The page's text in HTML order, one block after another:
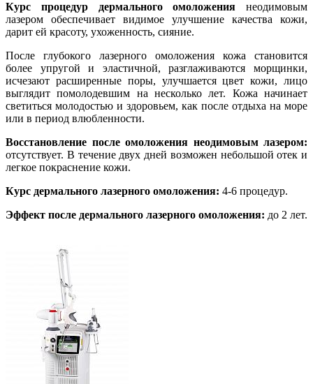
Курс процедур дермального омоложения неодимовым
лазером обеспечивает видимое улучшение качества кожи,
дарит ей красоту, ухоженность, сияние.
После глубокого лазерного омоложения кожа становится
более упругой и эластичной, разглаживаются морщинки,
исчезают расширенные поры, улучшается цвет кожи, лицо
выглядит помолодевшим на несколько лет. Кожа начинает
светиться молодостью и здоровьем, как после отдыха на море
или в период влюбленности.
Восстановление после омоложения неодимовым лазером:
отсутствует. В течение двух дней возможен небольшой отек и
легкое покраснение кожи.
Курс дермального лазерного омоложения: 4-6 процедур.
Эффект после дермального лазерного омоложения: до 2 лет.